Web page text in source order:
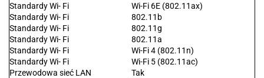
Standardy Wi- Fi
Wi-Fi 6E (802.11ax)
Standardy Wi- Fi
802.11b
Standardy Wi- Fi
802.11g
Standardy Wi- Fi
802.11a
Standardy Wi- Fi
Wi-Fi 4 (802.11n)
Standardy Wi- Fi
Wi-Fi 5 (802.11ac)
Przewodowa sieć LAN
Tak